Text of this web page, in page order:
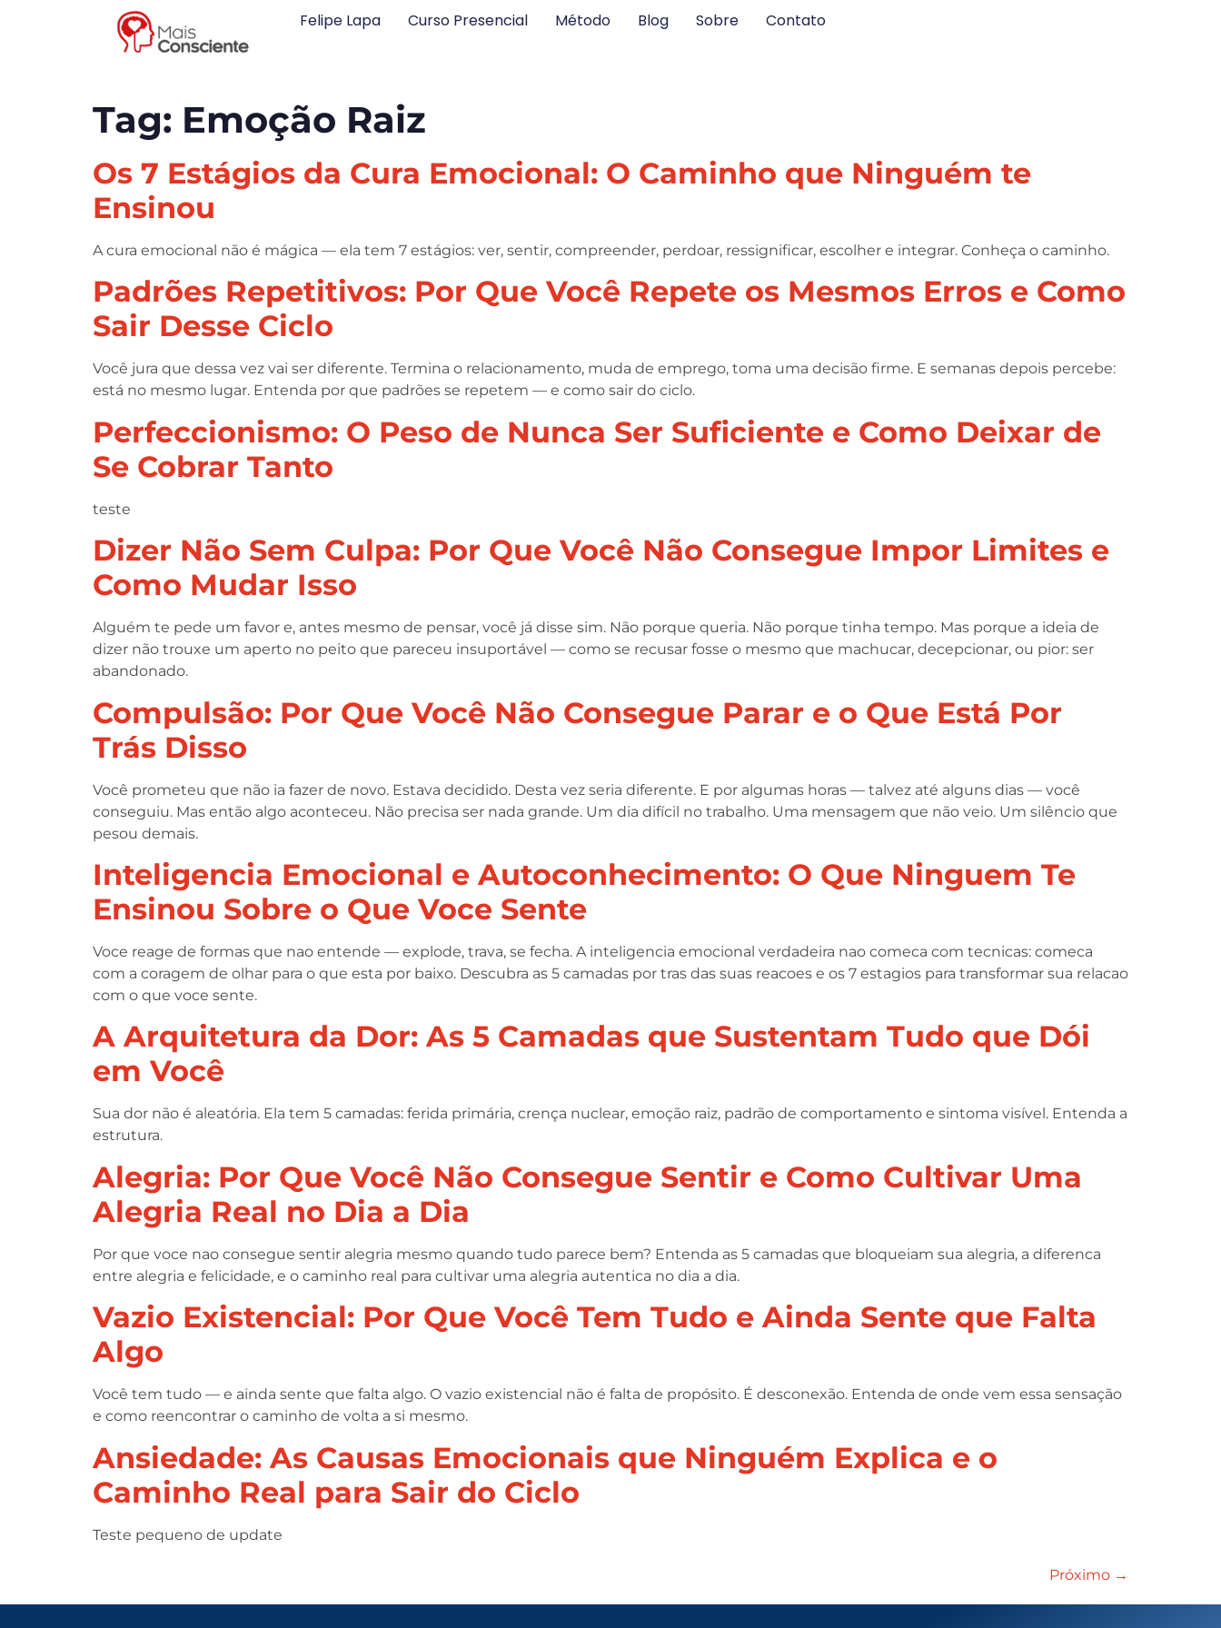
Felipe Lapa Curso Presencial Método Blog Sobre Contato
Tag: Emoção Raiz
Os 7 Estágios da Cura Emocional: O Caminho que Ninguém te
Ensinou
A cura emocional não é mágica — ela tem 7 estágios: ver, sentir, compreender, perdoar, ressignificar, escolher e integrar. Conheça o caminho.
Padrões Repetitivos: Por Que Você Repete os Mesmos Erros e Como
Sair Desse Ciclo
Você jura que dessa vez vai ser diferente. Termina o relacionamento, muda de emprego, toma uma decisão firme. E semanas depois percebe:
está no mesmo lugar. Entenda por que padrões se repetem — e como sair do ciclo.
Perfeccionismo: O Peso de Nunca Ser Suficiente e Como Deixar de
Se Cobrar Tanto
teste
Dizer Não Sem Culpa: Por Que Você Não Consegue Impor Limites e
Como Mudar Isso
Alguém te pede um favor e, antes mesmo de pensar, você já disse sim. Não porque queria. Não porque tinha tempo. Mas porque a ideia de
dizer não trouxe um aperto no peito que pareceu insuportável — como se recusar fosse o mesmo que machucar, decepcionar, ou pior: ser
abandonado.
Compulsão: Por Que Você Não Consegue Parar e o Que Está Por
Trás Disso
Você prometeu que não ia fazer de novo. Estava decidido. Desta vez seria diferente. E por algumas horas — talvez até alguns dias — você
conseguiu. Mas então algo aconteceu. Não precisa ser nada grande. Um dia difícil no trabalho. Uma mensagem que não veio. Um silêncio que
pesou demais.
Inteligencia Emocional e Autoconhecimento: O Que Ninguem Te
Ensinou Sobre o Que Voce Sente
Voce reage de formas que nao entende — explode, trava, se fecha. A inteligencia emocional verdadeira nao comeca com tecnicas: comeca
com a coragem de olhar para o que esta por baixo. Descubra as 5 camadas por tras das suas reacoes e os 7 estagios para transformar sua relacao
com o que voce sente.
A Arquitetura da Dor: As 5 Camadas que Sustentam Tudo que Dói
em Você
Sua dor não é aleatória. Ela tem 5 camadas: ferida primária, crença nuclear, emoção raiz, padrão de comportamento e sintoma visível. Entenda a
estrutura.
Alegria: Por Que Você Não Consegue Sentir e Como Cultivar Uma
Alegria Real no Dia a Dia
Por que voce nao consegue sentir alegria mesmo quando tudo parece bem? Entenda as 5 camadas que bloqueiam sua alegria, a diferenca
entre alegria e felicidade, e o caminho real para cultivar uma alegria autentica no dia a dia.
Vazio Existencial: Por Que Você Tem Tudo e Ainda Sente que Falta
Algo
Você tem tudo — e ainda sente que falta algo. O vazio existencial não é falta de propósito. É desconexão. Entenda de onde vem essa sensação
e como reencontrar o caminho de volta a si mesmo.
Ansiedade: As Causas Emocionais que Ninguém Explica e o
Caminho Real para Sair do Ciclo
Teste pequeno de update
Próximo →